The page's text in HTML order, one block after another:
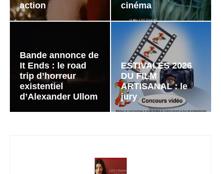
action cinéma
Bande annonce de
It Ends : le road
trip d’horreur
existentiel
d’Alexander Ullom
ESTIVALES 2026
DU FILM
ARTISANAL : le
jury